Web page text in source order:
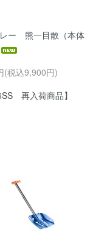
ー 熊一目散（本体
(税込9,900円)
再入荷商品】